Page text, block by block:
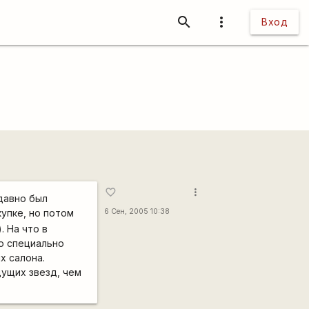
more_vert Вход
search
был
но потом
На что в
специально
салона.
звезд, чем
favorite_border
6 Сен, 2005 10:38
more_vert